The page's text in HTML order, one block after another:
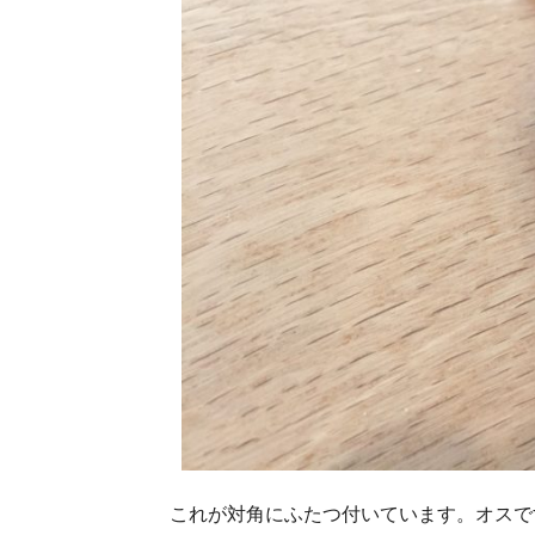
これが対角にふたつ付いています。オス